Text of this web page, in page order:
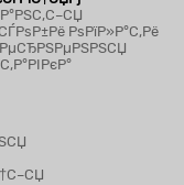
РѕРїР»Р°С‚Рё